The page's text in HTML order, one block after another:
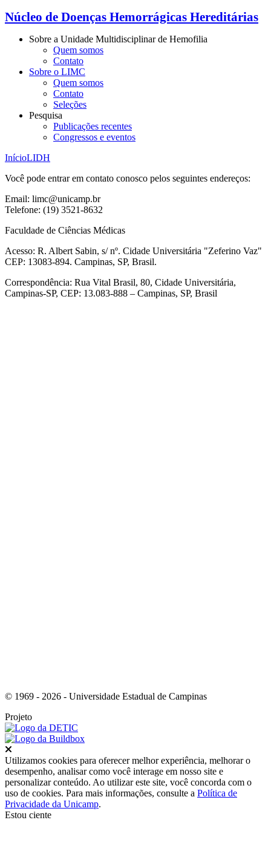
Núcleo de Doenças Hemorrágicas Hereditárias
Sobre a Unidade Multidisciplinar de Hemofilia
Quem somos
Contato
Sobre o LIMC
Quem somos
Contato
Seleções
Pesquisa
Publicações recentes
Congressos e eventos
InícioLIDH
Você pode entrar em contato conosco pelos seguintes endereços:
Email: limc@unicamp.br
Telefone: (19) 3521-8632
Faculdade de Ciências Médicas
Acesso: R. Albert Sabin, s/ nº. Cidade Universitária "Zeferino Vaz"
CEP: 13083-894. Campinas, SP, Brasil.
Correspondência: Rua Vital Brasil, 80, Cidade Universitária,
Campinas-SP, CEP: 13.083-888 – Campinas, SP, Brasil
© 1969 - 2026 - Universidade Estadual de Campinas
Projeto
Utilizamos cookies para oferecer melhor experiência, melhorar o
desempenho, analisar como você interage em nosso site e
personalizar conteúdo. Ao utilizar este site, você concorda com o
uso de cookies. Para mais informações, consulte a Política de
Privacidade da Unicamp.
Estou ciente